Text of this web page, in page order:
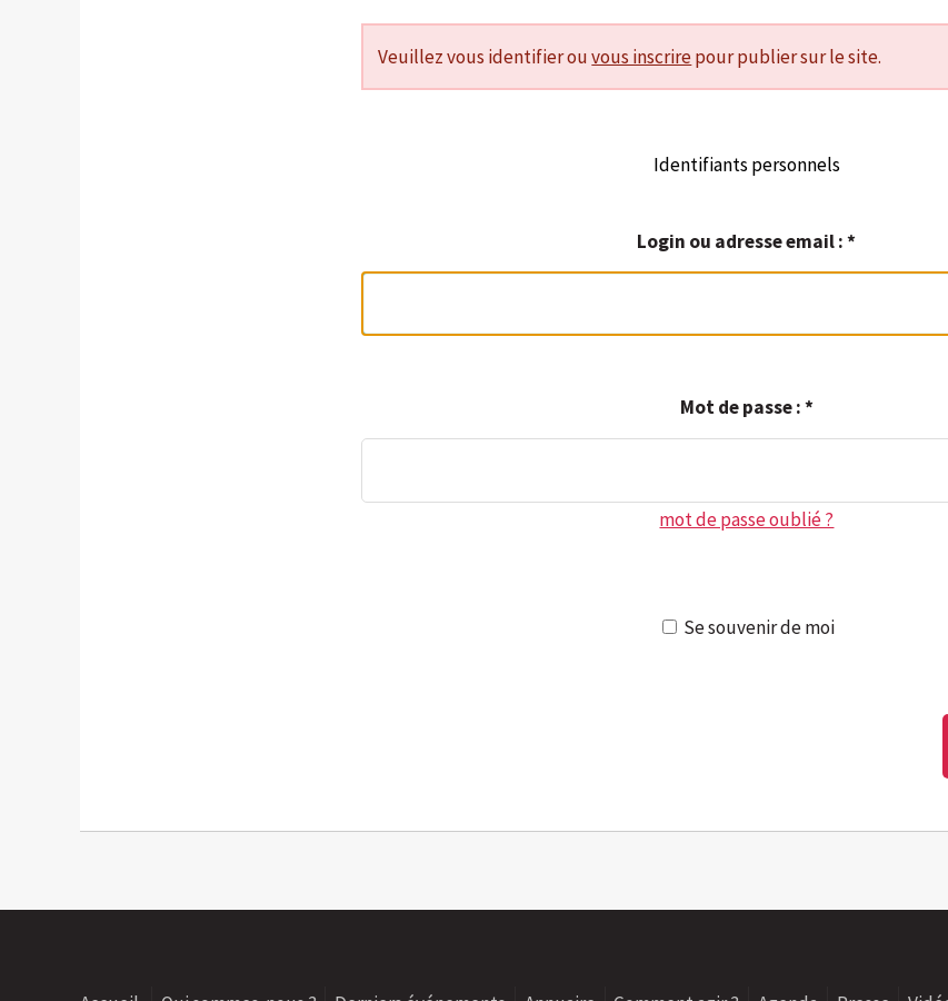
Veuillez vous identifier ouvous inscrirepour publier sur le site.
Identifiants personnels
Login ou adresse email :*
Mot de passe :*
mot de passe oublié ?
Se souvenir de moi